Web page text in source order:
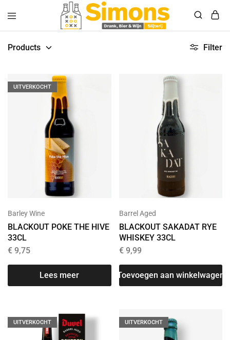
Simonsdrank.nl
Drank,
&
Products Filter
UITVERKOCHT
Barley Wine
BLACKOUT POKE THE HIVE
33CL
€ 9,75
Lees meer
Barrel Aged
BLACKOUT SAKADAT RYE
WHISKEY 33CL
€9,99
Toevoegen aan winkelwagen
UITVERKOCHT UITVERKOCHT